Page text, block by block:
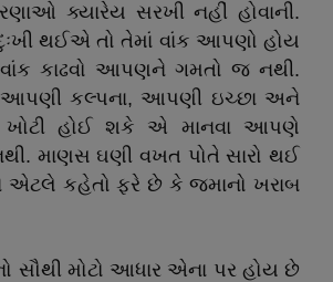
ક્યારેય સરખી નહીં હોવાની.
થઈએ તો તેમાં વાંક આપણો હોય
કાઢવો આપણને ગમતો જ નથી.
આપણી કલ્પના, આપણી ઇચ્છા અને
ખોટી હોઈ શકે એ માનવા આપણે
માણસ ઘણી વખત પોતે સારો થઈ
કહેતો ફરે છે કે જમાનો ખરાબ
સૌથી મોટો આધાર એના પર હોય છે